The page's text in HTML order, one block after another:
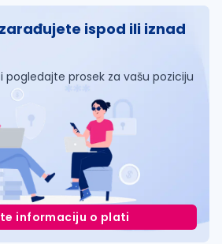
ispod ili iznad
pogledajte prosek za vašu poziciju
informaciju o plati